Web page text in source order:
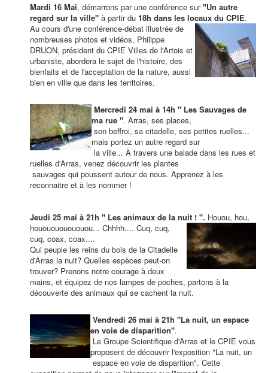
Mardi 16 Mai, démarrons par une conférence sur"Un autre
regard sur la ville" à partir du 18h dans les locaux du CPIE.
Au cours d'une conférence-débat illustrée de
nombreuses photos et vidéos, Philippe
DRUON, président du CPIE Villes de l'Artois et
urbaniste, abordera le sujet de l'histoire, des
bienfaits et de l'acceptation de la nature, aussi
bien en ville que dans les territoires.
Mercredi 24 mai à 14h " Les Sauvages de
ma rue ". Arras, ses places,
son beffroi, sa citadelle, ses petites ruelles...
mais portez un autre regard sur
la ville... À travers une balade dans les rues et
ruelles d'Arras, venez découvrir les plantes
sauvages qui poussent autour de nous. Apprenez à les
reconnaitre et à les nommer !
Jeudi 25 mai à 21h " Les animaux de la nuit ! ". Houou, hou,
hououououououou... Chhhh.... Cuq, cuq,
cuq, coax, coax....
Qui peuple les reins du bois de la Citadelle
d'Arras la nuit? Quelles espèces peut-on
trouver? Prenons notre courage à deux
mains, et équipez de nos lampes de poches, partons à la
découverte des animaux qui se cachent la nuit.
Vendredi 26 mai à 21h "La nuit, un espace
en voie de disparition".
Le Groupe Scientifique d'Arras et le CPIE vous
proposent de découvrir l'exposition "La nuit, un
espace en voie de disparition". Cette